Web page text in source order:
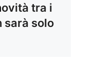
tra i
sarà solo